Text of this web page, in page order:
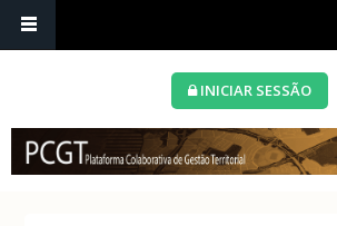
INICIAR SESSÃO